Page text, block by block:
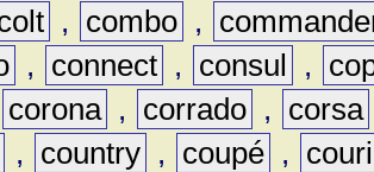
, combo ,
, connect , consul ,
corona , corrado , corsa
, country , coupé ,